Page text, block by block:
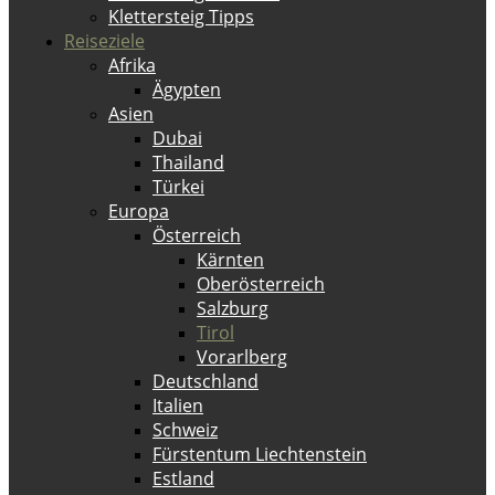
Klettersteig Tipps
Reiseziele
Afrika
Ägypten
Asien
Dubai
Thailand
Türkei
Europa
Österreich
Kärnten
Oberösterreich
Salzburg
Tirol
Vorarlberg
Deutschland
Italien
Schweiz
Fürstentum Liechtenstein
Estland